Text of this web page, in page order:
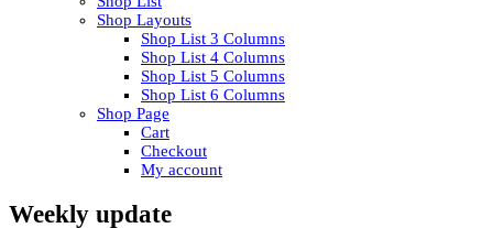
Shop Layouts
Shop List 3 Columns
Shop List 4 Columns
Shop List 5 Columns
Shop List 6 Columns
Shop Page
Cart
Checkout
My account
Weekly update